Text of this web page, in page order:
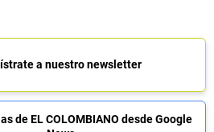
a nuestro newsletter
de EL COLOMBIANO desde Google